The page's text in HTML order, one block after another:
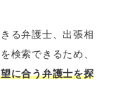
る弁護士、出張相
検索できるため、
に合う弁護士を探